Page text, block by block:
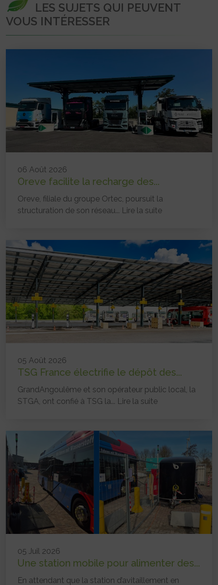
LES SUJETS QUI PEUVENT
VOUS INTÉRESSER
06 Août 2026
Oreve facilite la recharge des...
Oreve, filiale du groupe Ortec, poursuit la
structuration de son réseau... Lire la suite
05 Août 2026
TSG France électrifie le dépôt des...
GrandAngoulême et son opérateur public local, la
STGA, ont confié à TSG la... Lire la suite
05 Juil 2026
Une station mobile pour alimenter des...
En attendant que la station d’avitaillement en